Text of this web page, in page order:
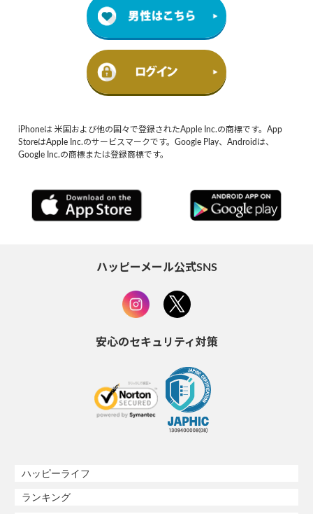
iPhoneは 米国および他の国々で登録されたApple Inc.の商標です。App
StoreはApple Inc.のサービスマークです。Google Play、Androidは、
Google Inc.の商標または登録商標です。
ハッピーメール公式SNS
安心のセキュリティ対策
ハッピーライフ
ランキング